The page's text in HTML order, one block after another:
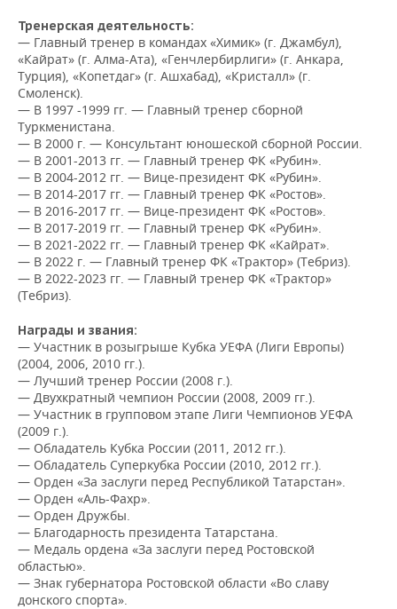
ОТКРЫТАЯ ЛЕКЦИЯ
БАСКЕТБОЛ
ВОЛЕЙБОЛ
КИБЕРСПОРТ
ФИГУРНОЕ КАТАНИЕ
ВОДНЫЕ ВИДЫ СПОРТА
ХОККЕЙ С МЯЧОМ
ИНФРАСТРУКТУРА
ИСТОРИЯ
КУЛЬТУРА
МЕДИЦИНА
ОБРАЗОВАНИЕ
ПРОИСШЕСТВИЯ
СПРАВОЧНИК
СПИСОК ПЕРСОН
СПИСОК КОМПАНИЙ
ПОЛНАЯ ВЕРСИЯ
Тренерская деятельность:
— Главный тренер в командах «Химик» (г. Джамбул),
«Кайрат» (г. Алма-Ата), «Генчлербирлиги» (г. Анкара,
Турция), «Копетдаг» (г. Ашхабад), «Кристалл» (г.
Смоленск).
— В 1997 -1999 гг. — Главный тренер сборной
Туркменистана.
— В 2000 г. — Консультант юношеской сборной России.
— В 2001-2013 гг. — Главный тренер ФК «Рубин».
— В 2004-2012 гг. — Вице-президент ФК «Рубин».
— В 2014-2017 гг. — Главный тренер ФК «Ростов».
— В 2016-2017 гг. — Вице-президент ФК «Ростов».
— В 2017-2019 гг. — Главный тренер ФК «Рубин».
— В 2021-2022 гг. — Главный тренер ФК «Кайрат».
— В 2022 г. — Главный тренер ФК «Трактор» (Тебриз).
— В 2022-2023 гг. — Главный тренер ФК «Трактор»
(Тебриз).
Награды и звания:
— Участник в розыгрыше Кубка УЕФА (Лиги Европы)
(2004, 2006, 2010 гг.).
— Лучший тренер России (2008 г.).
— Двухкратный чемпион России (2008, 2009 гг.).
— Участник в групповом этапе Лиги Чемпионов УЕФА
(2009 г.).
— Обладатель Кубка России (2011, 2012 гг.).
— Обладатель Суперкубка России (2010, 2012 гг.).
— Орден «За заслуги перед Республикой Татарстан».
— Орден «Аль-Фахр».
— Орден Дружбы.
— Благодарность президента Татарстана.
— Медаль ордена «За заслуги перед Ростовской
областью».
— Знак губернатора Ростовской области «Во славу
донского спорта».